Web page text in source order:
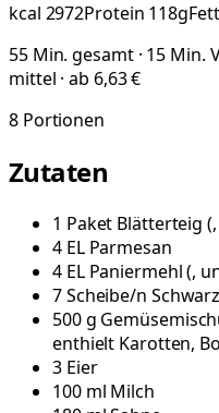
kcal 2972Protein 118gFett
55 Min. gesamt · 15 Min.
mittel · ab 6,63 €
8 Portionen
Zutaten
1 Paket Blätterteig (
4 EL Parmesan
4 EL Paniermehl (,
7Scheibe/n
500g
enthielt Karotten,
3 Eier
100 ml Milch